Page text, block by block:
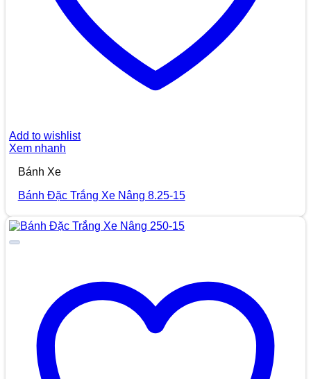
Add to wishlist
Xem nhanh
Bánh Xe
Bánh Đặc Trắng Xe Nâng 8.25-15